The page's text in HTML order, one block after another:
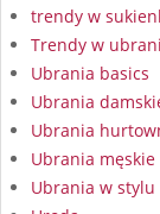
trendy w
Trendy w
Ubrania basics
Ubrania
Ubrania
Ubrania męskie
Ubrania w